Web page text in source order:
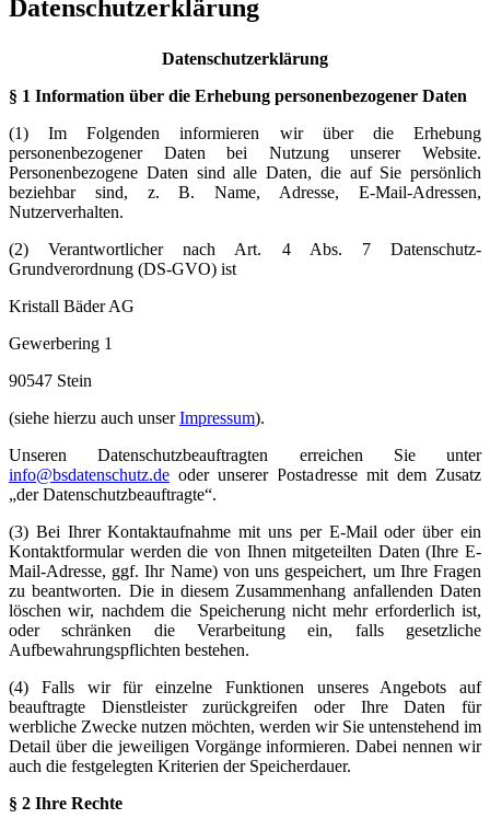
Datenschutzerklärung
Datenschutzerklärung
§ 1 Information über die Erhebung personenbezogener Daten
(1) Im Folgenden informieren wir über die Erhebung
personenbezogener Daten bei Nutzung unserer Website.
Personenbezogene Daten sind alle Daten, die auf Sie persönlich
beziehbar sind, z. B. Name, Adresse, E-Mail-Adressen,
Nutzerverhalten.
(2) Verantwortlicher nach Art. 4 Abs. 7 Datenschutz-
Grundverordnung (DS-GVO) ist
Kristall Bäder AG
Gewerbering 1
90547 Stein
(siehe hierzu auch unserImpressum).
Unseren Datenschutzbeauftragten erreichen Sie unter
info@bsdatenschutz.de oder unserer Postadresse mit dem Zusatz
„der Datenschutzbeauftragte“.
(3) Bei Ihrer Kontaktaufnahme mit uns per E-Mail oder über ein
Kontaktformular werden die von Ihnen mitgeteilten Daten (Ihre E-
Mail-Adresse, ggf. Ihr Name) von uns gespeichert, um Ihre Fragen
zu beantworten. Die in diesem Zusammenhang anfallenden Daten
löschen wir, nachdem die Speicherung nicht mehr erforderlich ist,
oder schränken die Verarbeitung ein, falls gesetzliche
Aufbewahrungspflichten bestehen.
(4) Falls wir für einzelne Funktionen unseres Angebots auf
beauftragte Dienstleister zurückgreifen oder Ihre Daten für
werbliche Zwecke nutzen möchten, werden wir Sie untenstehend im
Detail über die jeweiligen Vorgänge informieren. Dabei nennen wir
auch die festgelegten Kriterien der Speicherdauer.
§ 2 Ihre Rechte